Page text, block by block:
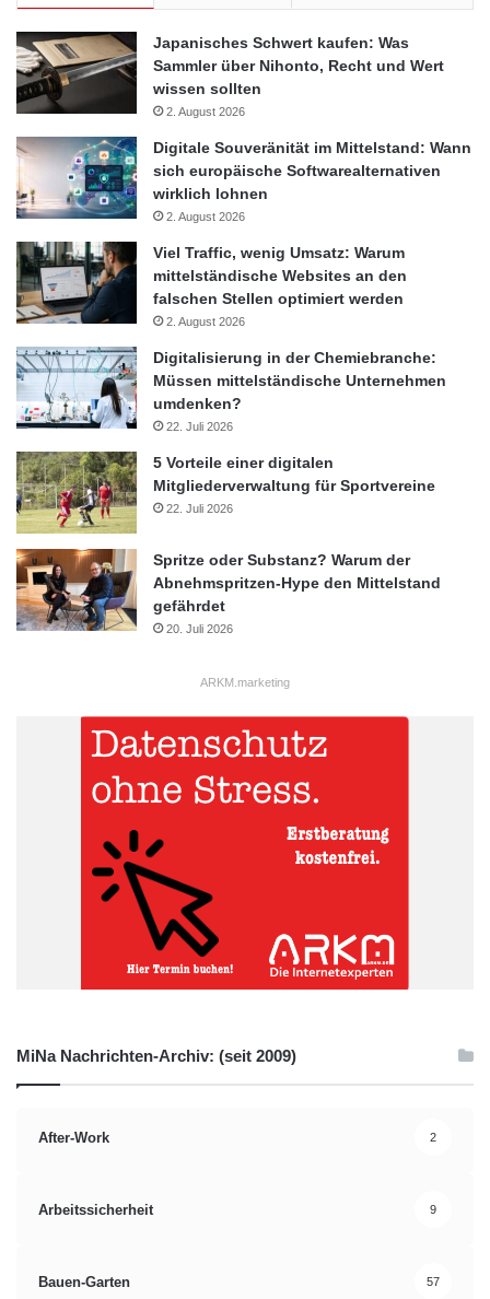
Japanisches Schwert kaufen: Was
Sammler über Nihonto, Recht und Wert
wissen sollten
2. August 2026
Digitale Souveränität im Mittelstand: Wann
sich europäische Softwarealternativen
wirklich lohnen
2. August 2026
Viel Traffic, wenig Umsatz: Warum
mittelständische Websites an den
falschen Stellen optimiert werden
2. August 2026
Digitalisierung in der Chemiebranche:
Müssen mittelständische Unternehmen
umdenken?
22. Juli 2026
5 Vorteile einer digitalen
Mitgliederverwaltung für Sportvereine
22. Juli 2026
Spritze oder Substanz? Warum der
Abnehmspritzen-Hype den Mittelstand
gefährdet
20. Juli 2026
ARKM.marketing
MiNa Nachrichten-Archiv: (seit 2009)
After-Work 2
Arbeitssicherheit 9
Bauen-Garten 57